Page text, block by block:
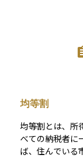
均等割
均等割とは、所
べての納税者に
ば、住んでいる